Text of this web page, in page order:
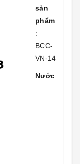
sản
phẩm
:
BCC-
VN-14
Nước